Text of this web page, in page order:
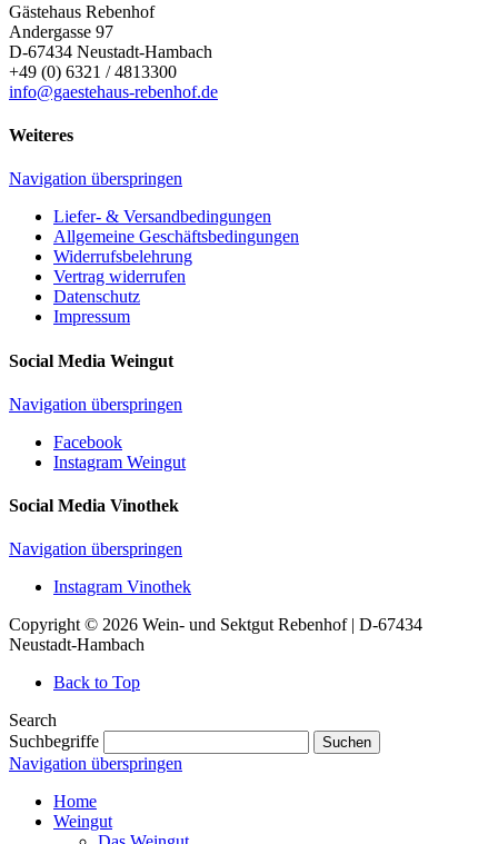
Gästehaus Rebenhof
Andergasse 97
D-67434 Neustadt-Hambach
+49 (0) 6321 / 4813300
info@gaestehaus-rebenhof.de
Weiteres
Navigation überspringen
Liefer- & Versandbedingungen
Allgemeine Geschäftsbedingungen
Widerrufsbelehrung
Vertrag widerrufen
Datenschutz
Impressum
Social Media Weingut
Navigation überspringen
Facebook
Instagram Weingut
Social Media Vinothek
Navigation überspringen
Instagram Vinothek
Copyright © 2026 Wein- und Sektgut Rebenhof | D-67434
Neustadt-Hambach
Back to Top
Search
Suchbegriffe
Suchen
Navigation überspringen
Home
Weingut